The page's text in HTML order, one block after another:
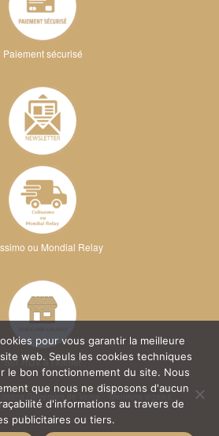
Paiement sécurisé
ou Mondial Relay
Sur RDV à l'atelier
Générales de Vente
Mentions légales
pour vous garantir la meilleure
web. Seuls les cookies techniques
le bon fonctionnement du site. Nous
que nous ne disposons d'aucun
d'informations au travers de
publicitaires ou tiers.